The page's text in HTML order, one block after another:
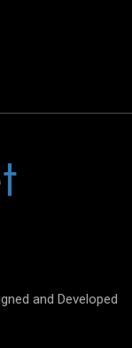
and Developed